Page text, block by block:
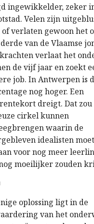
ingewikkelder, zeker
Velen zijn
of verlaten gewoon het
van de Vlaamse
verlaat het
de vijf jaar en zoekt
job. In Antwerpen is
nog hoger. Een
dreigt. Dat zou
cirkel kunnen
waarin de
idealisten
voor nog meer
moeilijker zouden
oplossing ligt in de
van het